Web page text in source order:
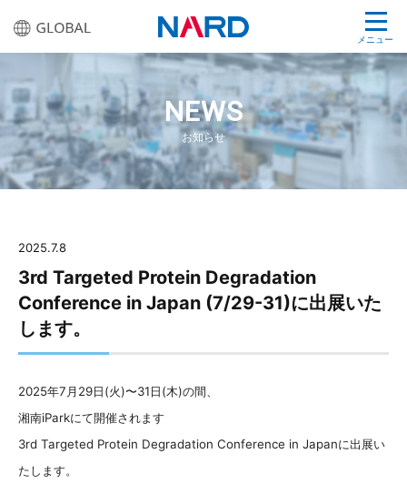
メニュー
NEWS
お知らせ
2025.7.8
3rd Targeted Protein Degradation
Conference in Japan (7/29-31)に出展いた
します。
2025年7月29日(火)〜31日(木)の間、
湘南iParkにて開催されます
3rd Targeted Protein Degradation Conference in Japanに出展い
たします。